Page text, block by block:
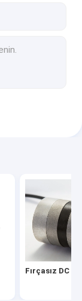
Fırçasız DC